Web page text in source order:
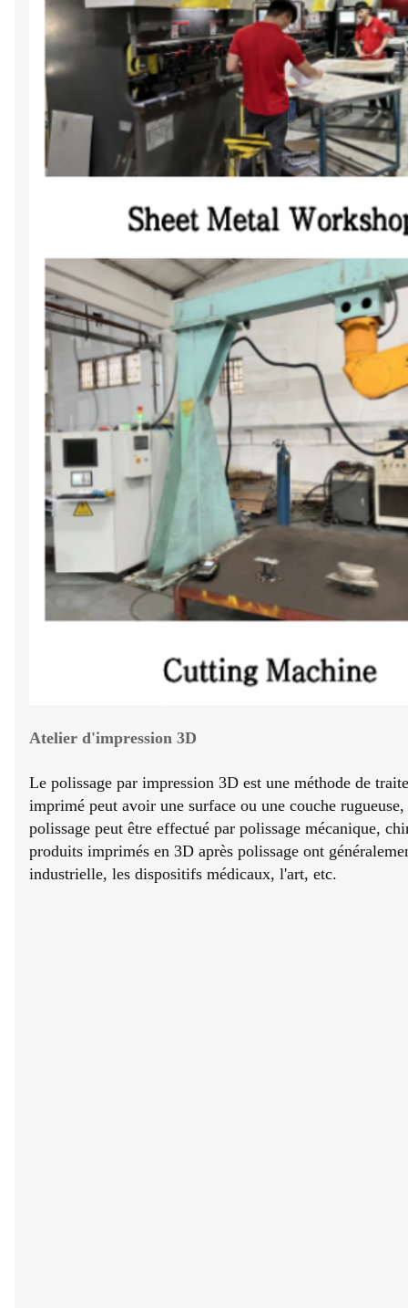
Atelier d'impression 3D
Le polissage par impression 3D est une méthode de
imprimé peut avoir une surface ou une couche
polissage peut être effectué par polissage mécanique,
produits imprimés en 3D après polissage ont
industrielle, les dispositifs médicaux, l'art, etc.